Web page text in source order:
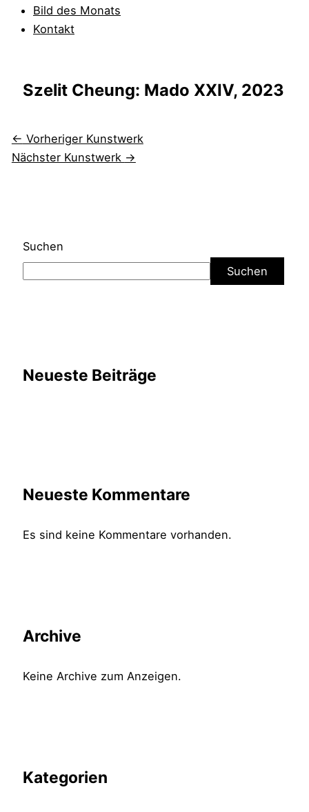
Bild des Monats
Kontakt
Szelit Cheung: Mado XXIV, 2023
← Vorheriger Kunstwerk
Nächster Kunstwerk →
Suchen
Suchen
Neueste Beiträge
Neueste Kommentare
Es sind keine Kommentare vorhanden.
Archive
Keine Archive zum Anzeigen.
Kategorien